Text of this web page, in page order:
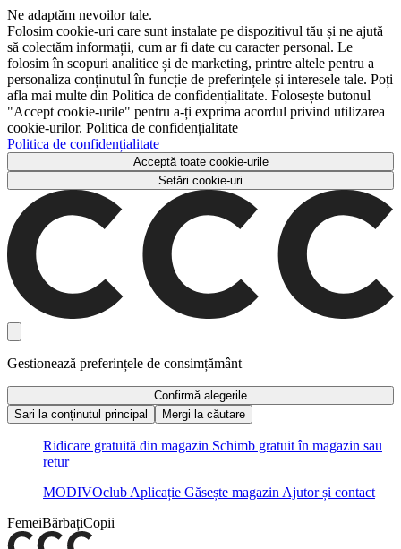
Ne adaptăm nevoilor tale.
Folosim cookie-uri care sunt instalate pe dispozitivul tău și ne ajută
să colectăm informații, cum ar fi date cu caracter personal. Le
folosim în scopuri analitice și de marketing, printre altele pentru a
personaliza conținutul în funcție de preferințele și interesele tale. Poți
afla mai multe din Politica de confidențialitate. Folosește butonul
"Accept cookie-urile" pentru a-ți exprima acordul privind utilizarea
cookie-urilor. Politica de confidențialitate
Politica de confidențialitate
Acceptă toate cookie-urile
Setări cookie-uri
Gestionează preferințele de consimțământ
Confirmă alegerile
Sari la conținutul principal
Mergi la căutare
Ridicare gratuită din magazin Schimb gratuit în magazin sau
retur
MODIVOclub Aplicație Găsește magazin Ajutor și contact
FemeiBărbațiCopii